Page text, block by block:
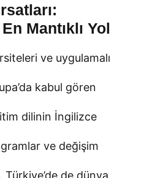
Mantıklı Yol
ve uygulamalı
kabul gören
dilinin İngilizce
ve değişim
Türkiye’de de dünya